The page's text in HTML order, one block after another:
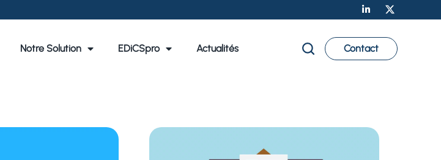
Notre Solution EDiCSpro Actualités Contact